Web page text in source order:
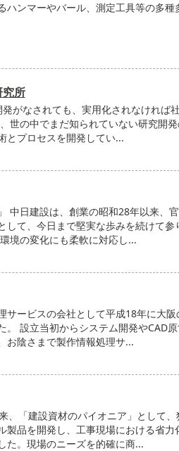
ハンマーやバール、測定工具等の多種
所
がなされても、実用化されなければ
世の中でまだ知られていない研究開
とプロセスを開発してい...
中日建設は、創業の昭和28年以来、
して、今日まで堅実な歩みを続けて参
境の変化にも柔軟に対応し...
サービスの会社として平成18年に大阪
。 設立当初からシステム開発やCAD
お陰さまで製作情報処理サ...
、「建設資材のパイオニア」として、
製品を開発し、工事現場における省力
た。現場のニーズを的確に商...